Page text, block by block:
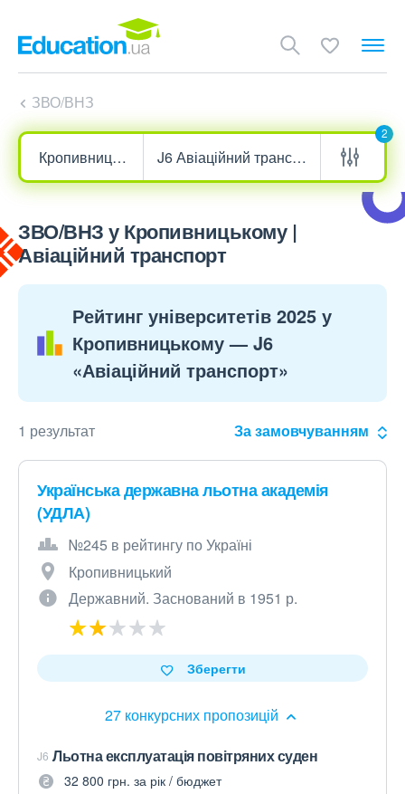
ЗВО/ВНЗ
2
ЗВО/ВНЗ у Кропивницькому |
Авіаційний транспорт
Рейтинг університетів 2025 у
Кропивницькому — J6
«Авіаційний транспорт»
1 результат За замовчуванням
Українська державна льотна академія
(УДЛА)
№245 в рейтингу по Україні
Кропивницький
Державний. Заснований в 1951 р.
27 конкурсних пропозицій
Зберегти
J6 Льотна експлуатація повітряних суден
32 800 грн. за рік / бюджет